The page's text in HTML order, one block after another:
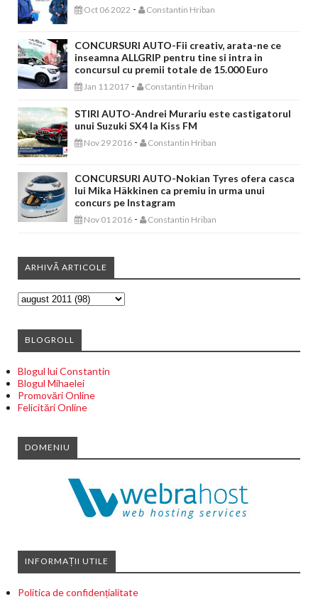
Oct 06 2022 - Constantin Hriban
CONCURSURI AUTO-Fii creativ, arata-ne ce
inseamna ALLGRIP pentru tine si intra in
concursul cu premii totale de 15.000 Euro
Jan 11 2017 - Constantin Hriban
STIRI AUTO-Andrei Murariu este castigatorul
unui Suzuki SX4 la Kiss FM
Nov 29 2016 - Constantin Hriban
CONCURSURI AUTO-Nokian Tyres ofera casca
lui Mika Häkkinen ca premiu in urma unui
concurs pe Instagram
Nov 01 2016 - Constantin Hriban
ARHIVĂ ARTICOLE
BLOGROLL
Blogul lui Constantin
Blogul Mihaelei
Promovări Online
Felicitări Online
DOMENIU
INFORMAȚII UTILE
Politica de confidențialitate